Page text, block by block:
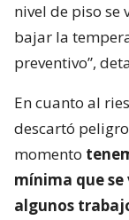
nivel de piso se
bajar la
preventivo”,
En cuanto al
descartó
momento
mínima que
algunos